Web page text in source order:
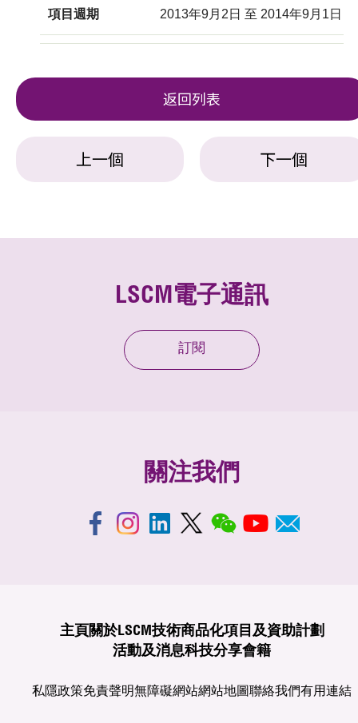
項目週期 2013年9月2日 至 2014年9月1日
返回列表
上一個 下一個
LSCM電子通訊
訂閱
關注我們
主頁 關於LSCM技術商品化項目及資助計劃
活動及消息科技分享會籍
私隱政策免責聲明無障礙網站網站地圖聯絡我們有用連結